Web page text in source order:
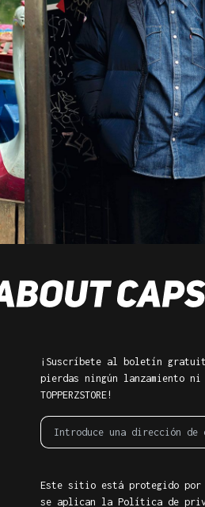
¡Suscríbete al boletín
pierdas ningún lanzamiento
TOPPERZSTORE!
Este sitio está protegido por
se aplican la Política de